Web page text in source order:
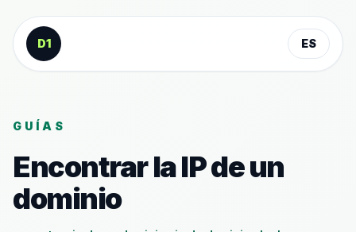
Saltar al contenido
D1
ES
GUÍAS
Encontrar la IP de un
dominio